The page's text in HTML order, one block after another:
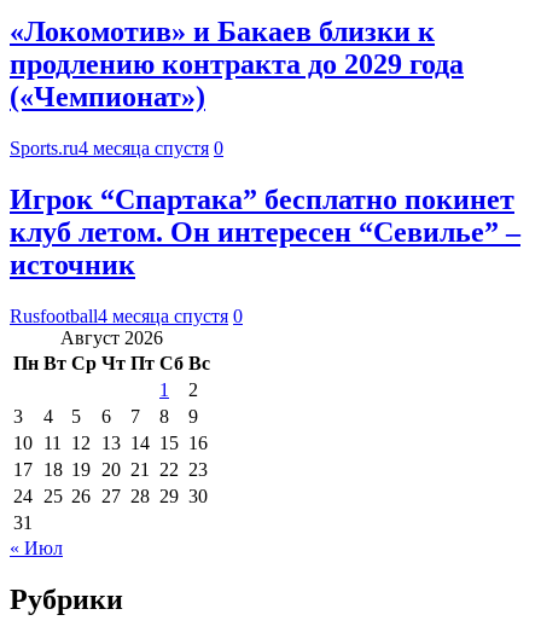
«Локомотив» и Бакаев близки к
продлению контракта до 2029 года
(«Чемпионат»)
Sports.ru4 месяца спустя 0
Игрок “Спартака” бесплатно покинет
клуб летом. Он интересен “Севилье” –
источник
Rusfootball4 месяца спустя 0
Август 2026
Пн Вт Ср Чт Пт Сб Вс
1
2
3
4 5 6 7 8
9
10 11 12 13 14 15 16
17 18 19 20 21 22 23
24 25 26 27 28 29 30
31
« Июл
Рубрики